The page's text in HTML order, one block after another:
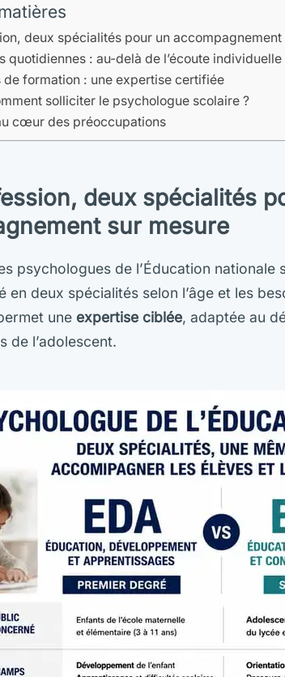
deux spécialités pour un accompagnement
quotidiennes : au-delà de l’écoute individuelle
de formation : une expertise certifiée
solliciter le psychologue scolaire ?
cœur des préoccupations
deux spécialités
sur mesure
psychologues de l’Éducation
en deux spécialités selon l’âge et les
une expertise ciblée, adaptée au
de l’adolescent.